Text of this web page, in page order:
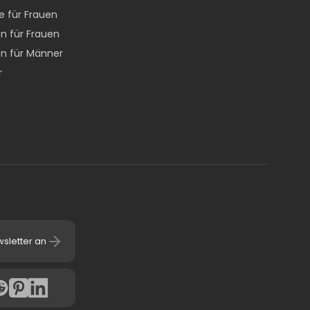
für Frauen
für Frauen
für Männer
an